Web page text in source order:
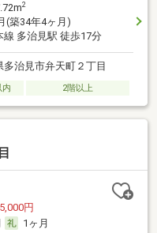
2
(築34年4ヶ月)
線 多治見駅 徒歩17分
多治見市弁天町２丁目
内 2階以上
円
1ヶ月